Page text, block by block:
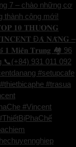
7 – chào những cơ
thành công mới!
𝟏𝟎 𝐓𝐇𝐔̛𝐎̛𝐍𝐆
Đ𝐀̀ 𝐍𝐀̆̃𝐍𝐆 –
𝟏 𝐌𝐢𝐞̂̀𝐧 𝐓𝐫𝐮𝐧𝐠 🏘️ 96
931 011 092
#setupcafe
#trasua
#Vincent